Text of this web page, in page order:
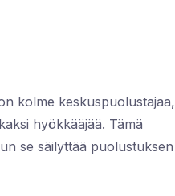
kolme keskuspuolustajaa,
hyökkääjää. Tämä
se säilyttää puolustuksen